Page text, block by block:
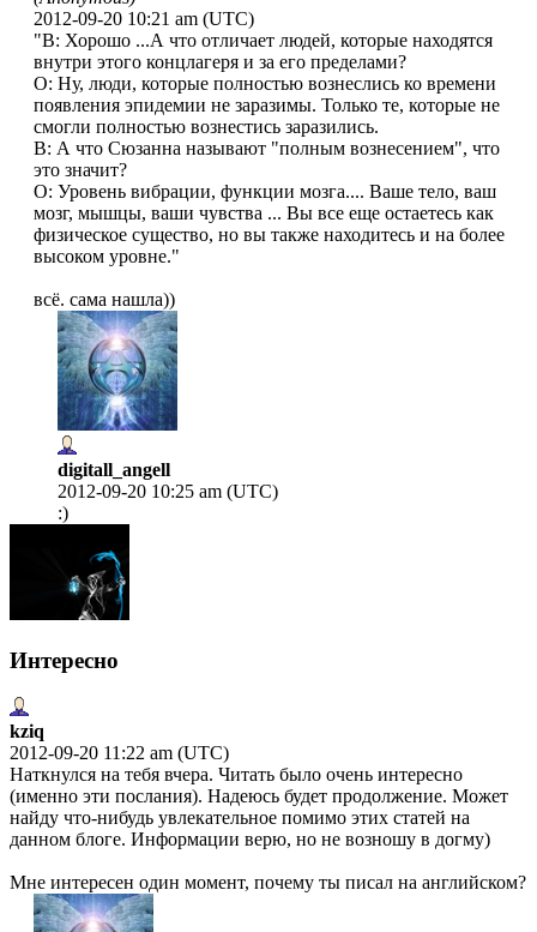
2012-09-20 10:21 am (UTC)
"В: Хорошо ...А что отличает людей, которые находятся
внутри этого концлагеря и за его пределами?
О: Ну, люди, которые полностью вознеслись ко времени
появления эпидемии не заразимы. Только те, которые не
смогли полностью вознестись заразились.
В: А что Сюзанна называют "полным вознесением", что
это значит?
О: Уровень вибрации, функции мозга.... Ваше тело, ваш
мозг, мышцы, ваши чувства ... Вы все еще остаетесь как
физическое существо, но вы также находитесь и на более
высоком уровне."
всё. сама нашла))
digitall_angell
2012-09-20 10:25 am (UTC)
:)
Интересно
kziq
2012-09-20 11:22 am (UTC)
Наткнулся на тебя вчера. Читать было очень интересно
(именно эти послания). Надеюсь будет продолжение. Может
найду что-нибудь увлекательное помимо этих статей на
данном блоге. Информации верю, но не возношу в догму)
Мне интересен один момент, почему ты писал на английском?